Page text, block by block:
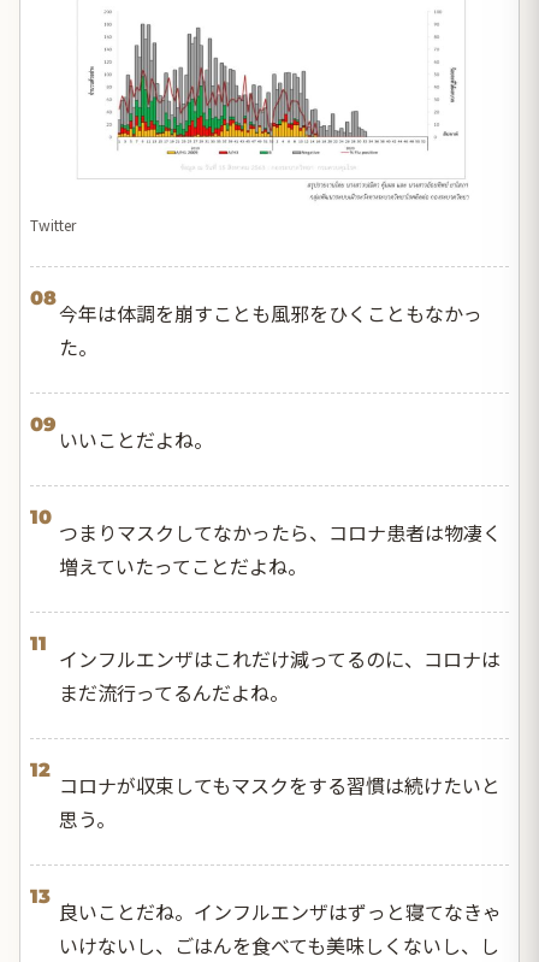
Twitter
08
今年は体調を崩すことも風邪をひくこともなかっ
た。
09
いいことだよね。
10
つまりマスクしてなかったら、コロナ患者は物凄く
増えていたってことだよね。
11
インフルエンザはこれだけ減ってるのに、コロナは
まだ流行ってるんだよね。
12
コロナが収束してもマスクをする習慣は続けたいと
思う。
13
良いことだね。インフルエンザはずっと寝てなきゃ
いけないし、ごはんを食べても美味しくないし、し